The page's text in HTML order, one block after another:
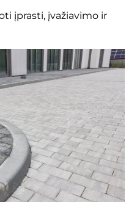
įprasti, įvažiavimo ir